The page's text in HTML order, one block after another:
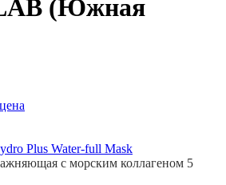
(Южная
цена
Plus Water-full Mask
с морским коллагеном 5